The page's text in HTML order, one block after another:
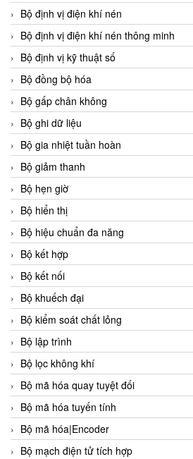
Bộ định vị điện khí nén
Bộ định vị điện khí nén thông minh
Bộ định vị kỹ thuật số
Bộ đồng bộ hóa
Bộ gấp chân không
Bộ ghi dữ liệu
Bộ gia nhiệt tuần hoàn
Bộ giảm thanh
Bộ hẹn giờ
Bộ hiển thị
Bộ hiệu chuẩn đa năng
Bộ kết hợp
Bộ kết nối
Bộ khuếch đại
Bộ kiểm soát chất lỏng
Bộ lập trình
Bộ lọc không khí
Bộ mã hóa quay tuyệt đối
Bộ mã hóa tuyến tính
Bộ mã hóa|Encoder
Bộ mạch điện tử tích hợp